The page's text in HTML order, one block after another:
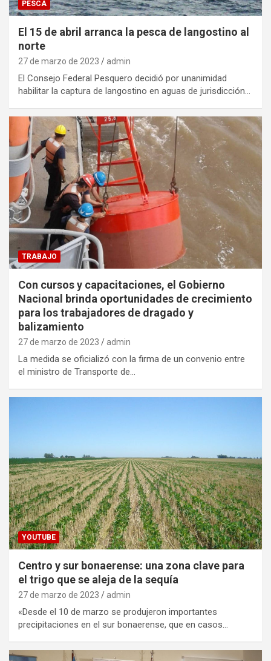
PESCA
El 15 de abril arranca la pesca de langostino al
norte
27 de marzo de 2023 admin
El Consejo Federal Pesquero decidió por unanimidad
habilitar la captura de langostino en aguas de jurisdicción…
TRABAJO
Con cursos y capacitaciones, el Gobierno
Nacional brinda oportunidades de crecimiento
para los trabajadores de dragado y
balizamiento
27 de marzo de 2023 admin
La medida se oficializó con la firma de un convenio entre
el ministro de Transporte de…
YOUTUBE
Centro y sur bonaerense: una zona clave para
el trigo que se aleja de la sequía
27 de marzo de 2023 admin
«Desde el 10 de marzo se produjeron importantes
precipitaciones en el sur bonaerense, que en casos…